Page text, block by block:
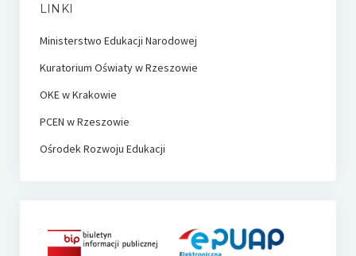
LINKI
Ministerstwo Edukacji Narodowej
Kuratorium Oświaty w Rzeszowie
OKE w Krakowie
PCEN w Rzeszowie
Ośrodek Rozwoju Edukacji